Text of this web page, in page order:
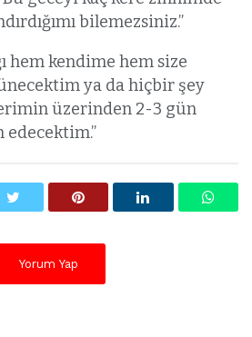
bilemezsiniz.”
hem kendime hem size
ya da hiçbir şey
üzerinden 2-3 gün
Yorum Yap